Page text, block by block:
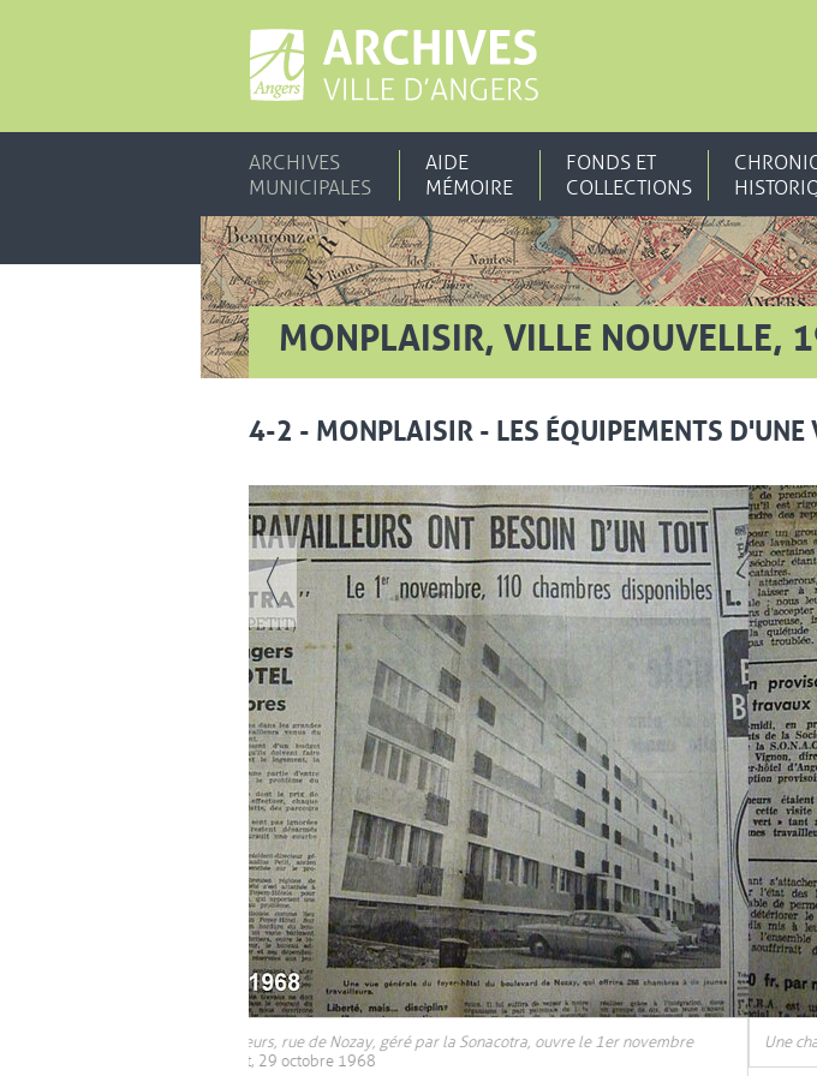
ARCHIVES
MUNICIPALES
AIDE
MÉMOIRE
FONDS ET
COLLECTIONS
MONPLAISIR, VILLE
4-2 - MONPLAISIR - LES ÉQUIPEMENTS D'UNE
Vue agrandie de l'image
Une chambre du foyer de jeunes travailleurs de Nozay.Le Courrier de l'Ouest,